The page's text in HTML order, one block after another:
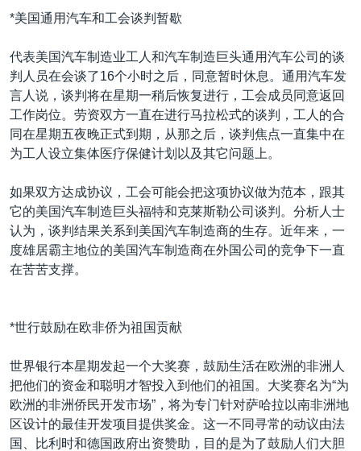
*美国通用汽车和工会谈判暂歇
代表美国汽车制造业工人和汽车制造巨头通用汽车公司的谈
判人员在会谈了16个小时之后，同意暂时休息。通用汽车发
言人说，谈判将在星期一稍后恢复进行，工会成员同意返回
工作岗位。劳资双方一直在进行马拉松式的谈判，工人的合
同在星期五夜晚正式到期，从那之后，谈判焦点一直集中在
为工人设立集体医疗保健计划以及其它问题上。
如果双方达成协议，工会可能会把这项协议做为范本，跟其
它的美国汽车制造巨头福特和克莱斯勒公司谈判。分析人士
认为，谈判结果关系到美国汽车制造商的生存。近年来，一
度雄居霸主地位的美国汽车制造商在外国公司的竞争下一直
在苦苦支撑。
*世行鼓励在欧非侨为祖国贡献
世界银行本星期发起一个大奖赛，鼓励生活在欧洲的非洲人
把他们的资金和聪明才智投入到他们的祖国。大奖赛名为“为
欧洲的非洲侨民开发市场”，将为专门针对萨哈拉以南非洲地
区设计的最佳开发项目提供奖金。这一不同寻常的动议由法
国、比利时和德国政府出资赞助，目的是为了鼓励人们大胆